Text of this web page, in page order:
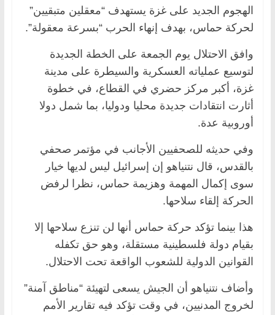
الهجوم الجديد على غزة يستهدف “معقلين متبقيين”
لحركة حماس، بهدف إنهاء الحرب “بسرعة معقولة”.
وافق الاحتلال يوم الجمعة على الخطة الجديدة
لتوسيع عملياته العسكرية والسيطرة على مدينة
غزة، أكبر مركز حضري في القطاع، في خطوة
أثارت انتقادات جديدة محليا ودوليا، بما شمل دولا
أوروبية عدة.
وفي حديثه للصحفيين الأجانب في مؤتمر صحفي
بالقدس، قال نتنياهو إن إسرائيل ليس لديها خيار
سوى إكمال المهمة وهزيمة حماس، نظرا لرفض
الحركة إلقاء سلاحها.
هذا بينما تؤكد حركة حماس أنها لن تنزع سلاحها إلا
بقيام دولة فلسطينية مستقلة، وهو حق تكفله
القوانين الدولية للشعوب الواقعة تحت الاحتلال.
وأضاف نتنياهو أن الجيش يسعى لتهيئة “مناطق آمنة”
لخروج المدنيين، في وقت تؤكد فيه تقارير الأمم